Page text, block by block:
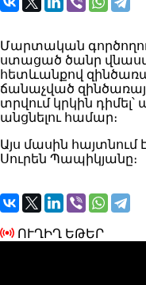
Մարտական
ստացած ծանր
հետևանքով
ճանաչված
տրվում կրկին
անցնելու համար։
Այս մասին
Սուրեն Պապիկյանը։
ՈՒՂԻՂ ԵԹԵՐ